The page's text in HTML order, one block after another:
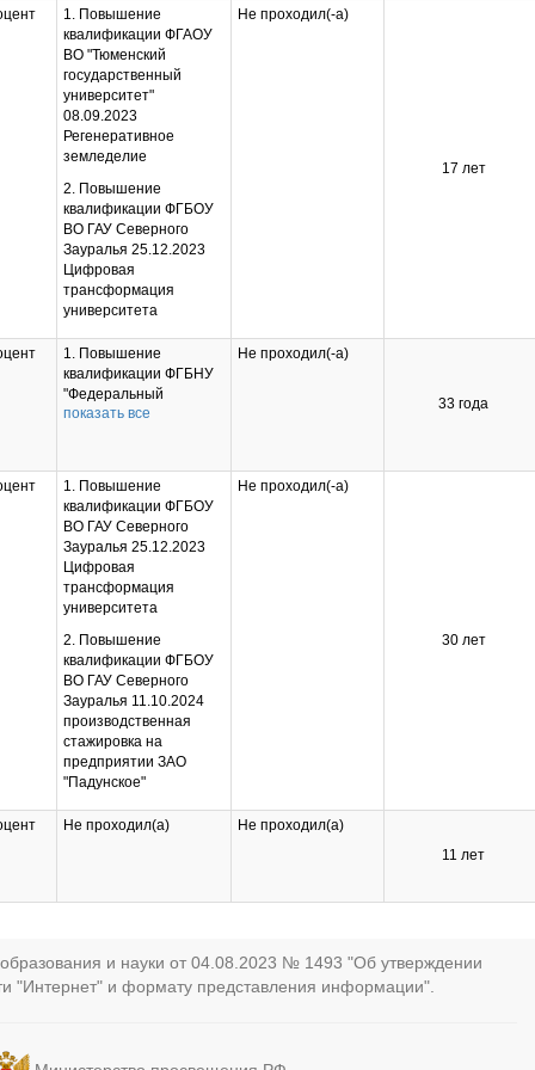
ВО ГАУ Северного
Зауралья 13.03.2023
Применение LMS
MOODLE для создания
и сопровождения
учебных курсов
3. Повышение
квалификации ФГБОУ
Зауралья 25.12.2023
Цифровая
трансформация
университета
1. Повышение
квалификации ФГАОУ
ВО "Тюменский
государственный
университет"
08.09.2023
Регенеративное
земледелие
2. Повышение
квалификации ФГБОУ
ВО ГАУ Северного
Зауралья 25.12.2023
Цифровая
трансформация
университета
Не проходил(-а)
17 лет
1. Повышение
квалификации ФГБНУ
"Федеральный
исследовательский
Сибирского отделения
Российской академии
наук" 10.11.2023
Технологии
рекомбинантных ДНК в
селекции и
биотехнологии
растений
2. Повышение
квалификации ФГБОУ
ВО ГАУ Северного
Зауралья 25.12.2023
Цифровая
трансформация
университета
показать все
Не проходил(-а)
33 года
1. Повышение
квалификации ФГБОУ
ВО ГАУ Северного
Зауралья 25.12.2023
Цифровая
трансформация
университета
2. Повышение
квалификации ФГБОУ
ВО ГАУ Северного
Зауралья 11.10.2024
производственная
стажировка на
предприятии ЗАО
"Падунское"
Не проходил(-а)
30 лет
Не проходил(а)
Не проходил(а)
11 лет
и науки от 04.08.2023 № 1493 "Об утверждении
"Интернет" и формату представления информации".